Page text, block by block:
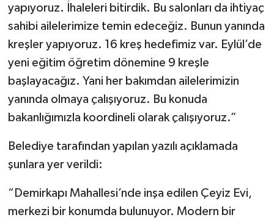
yapıyoruz. İhaleleri bitirdik. Bu salonları da ihtiyaç
sahibi ailelerimize temin edeceğiz. Bunun yanında
kreşler yapıyoruz. 16 kreş hedefimiz var. Eylül’de
yeni eğitim öğretim dönemine 9 kreşle
başlayacağız. Yani her bakımdan ailelerimizin
yanında olmaya çalışıyoruz. Bu konuda
bakanlığımızla koordineli olarak çalışıyoruz.”
Belediye tarafından yapılan yazılı açıklamada
şunlara yer verildi:
“Demirkapı Mahallesi’nde inşa edilen Çeyiz Evi,
merkezi bir konumda bulunuyor. Modern bir